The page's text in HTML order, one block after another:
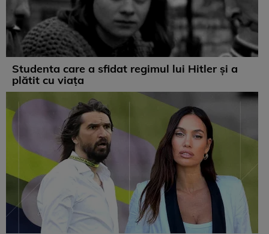
Studenta care a sfidat regimul lui Hitler și a
plătit cu viața